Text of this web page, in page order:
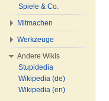
Spiele & Co.
Mitmachen
Werkzeuge
Andere Wikis
Stupidedia
Wikipedia (de)
Wikipedia (en)